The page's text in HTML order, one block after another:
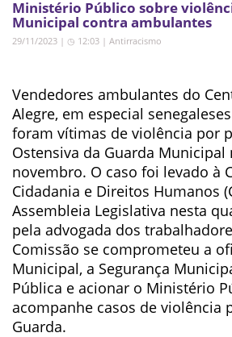
Ministério Público sobre
Municipal contra ambulantes
29/11/2023 | ◷ 12:03 | Antirracismo
Vendedores ambulantes do
Alegre, em especial
foram vítimas de violência por
Ostensiva da Guarda
novembro. O caso foi levado à
Cidadania e Direitos Humanos
Assembleia Legislativa nesta
pela advogada dos
Comissão se comprometeu a
Municipal, a Segurança
Pública e acionar o Ministério
acompanhe casos de violência
Guarda.